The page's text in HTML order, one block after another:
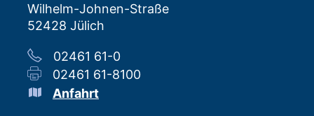
Wilhelm-Johnen-Straße
52428 Jülich
02461 61-0
02461 61-8100
Anfahrt